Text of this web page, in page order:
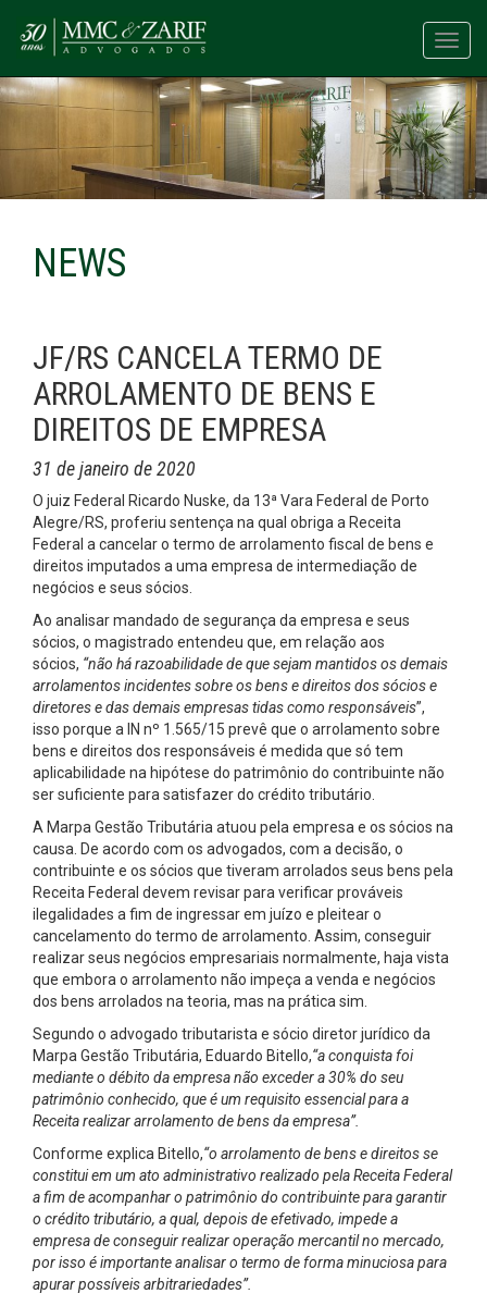
NEWS
JF/RS CANCELA TERMO DE
ARROLAMENTO DE BENS E
DIREITOS DE EMPRESA
31 de janeiro de 2020
O juiz Federal Ricardo Nuske, da 13ª Vara Federal de Porto
Alegre/RS, proferiu sentença na qual obriga a Receita
Federal a cancelar o termo de arrolamento fiscal de bens e
direitos imputados a uma empresa de intermediação de
negócios e seus sócios.
Ao analisar mandado de segurança da empresa e seus
sócios, o magistrado entendeu que, em relação aos
sócios, “não há razoabilidade de que sejam mantidos os demais
arrolamentos incidentes sobre os bens e direitos dos sócios e
diretores e das demais empresas tidas como responsáveis”,
isso porque a IN nº 1.565/15 prevê que o arrolamento sobre
bens e direitos dos responsáveis é medida que só tem
aplicabilidade na hipótese do patrimônio do contribuinte não
ser suficiente para satisfazer do crédito tributário.
A Marpa Gestão Tributária atuou pela empresa e os sócios na
causa. De acordo com os advogados, com a decisão, o
contribuinte e os sócios que tiveram arrolados seus bens pela
Receita Federal devem revisar para verificar prováveis
ilegalidades a fim de ingressar em juízo e pleitear o
cancelamento do termo de arrolamento. Assim, conseguir
realizar seus negócios empresariais normalmente, haja vista
que embora o arrolamento não impeça a venda e negócios
dos bens arrolados na teoria, mas na prática sim.
Segundo o advogado tributarista e sócio diretor jurídico da
Marpa Gestão Tributária, Eduardo Bitello,“a conquista foi
mediante o débito da empresa não exceder a 30% do seu
patrimônio conhecido, que é um requisito essencial para a
Receita realizar arrolamento de bens da empresa”.
Conforme explica Bitello,“o arrolamento de bens e direitos se
constitui em um ato administrativo realizado pela Receita Federal
a fim de acompanhar o patrimônio do contribuinte para garantir
o crédito tributário, a qual, depois de efetivado, impede a
empresa de conseguir realizar operação mercantil no mercado,
por isso é importante analisar o termo de forma minuciosa para
apurar possíveis arbitrariedades”.